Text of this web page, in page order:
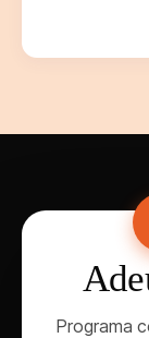
Programa